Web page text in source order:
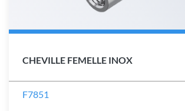
CHEVILLE FEMELLE INOX
F7851